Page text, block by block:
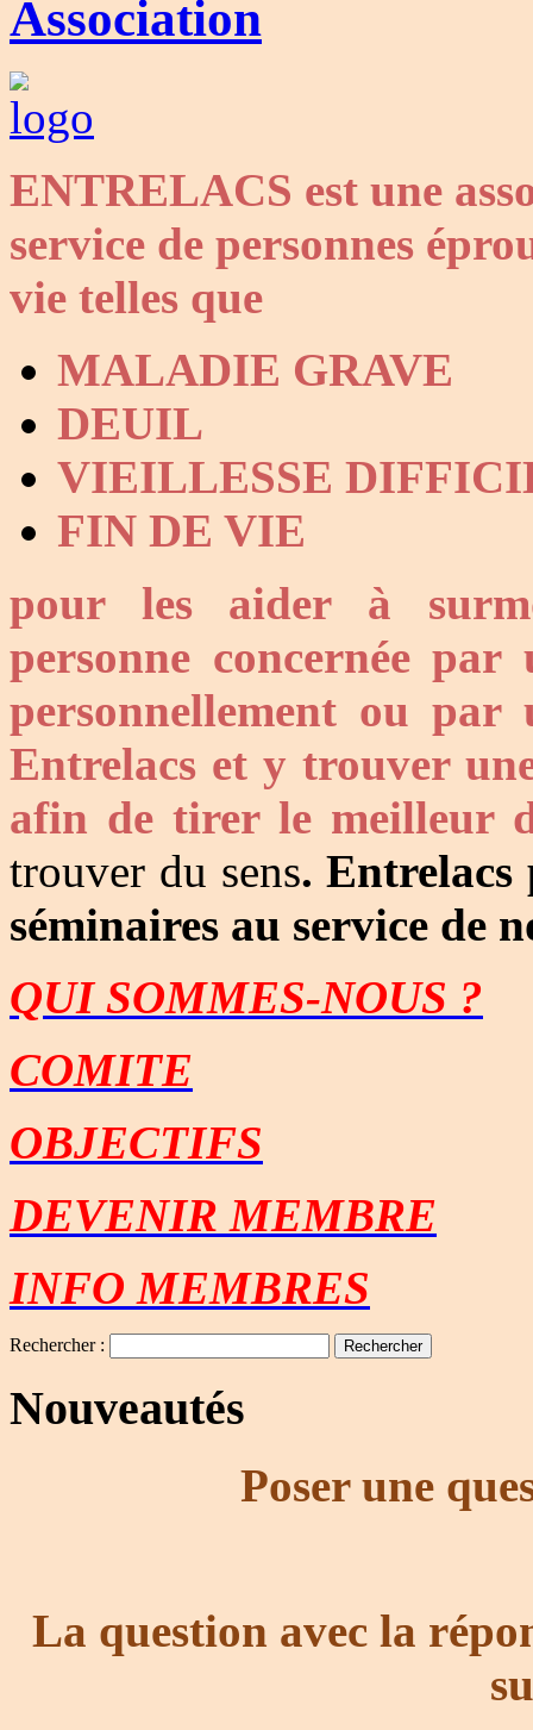
Association
ENTRELACS est une
service de personnes
vie telles que
MALADIE GRAVE
DEUIL
VIEILLESSE
FIN DE VIE
pour les aider à
personne concernée par
personnellement ou par
Entrelacs et y trouver
afin de tirer le meilleur
trouver du sens. Entrelacs
séminaires au service de
QUI SOMMES-NOUS ?
COMITE
OBJECTIFS
DEVENIR MEMBRE
INFO MEMBRES
Rechercher :
Nouveautés
Poser une
La question avec la